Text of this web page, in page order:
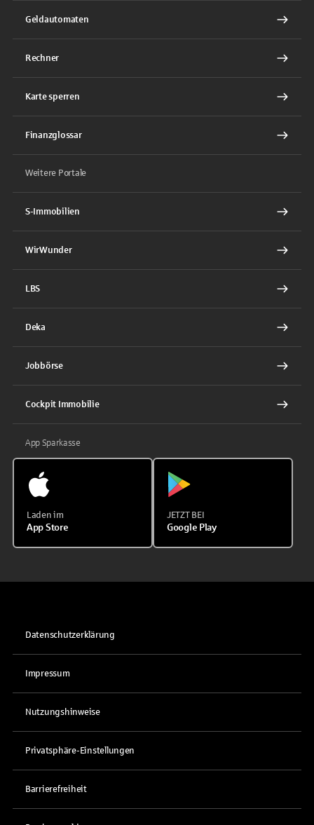
Geldautomaten
Rechner
Karte sperren
Finanzglossar
Weitere Portale
S-Immobilien
WirWunder
LBS
Deka
Jobbörse
Cockpit Immobilie
App Sparkasse
Laden im
App Store
JETZT BEI
Google Play
Datenschutzerklärung
Impressum
Nutzungshinweise
Privatsphäre-Einstellungen
Barrierefreiheit